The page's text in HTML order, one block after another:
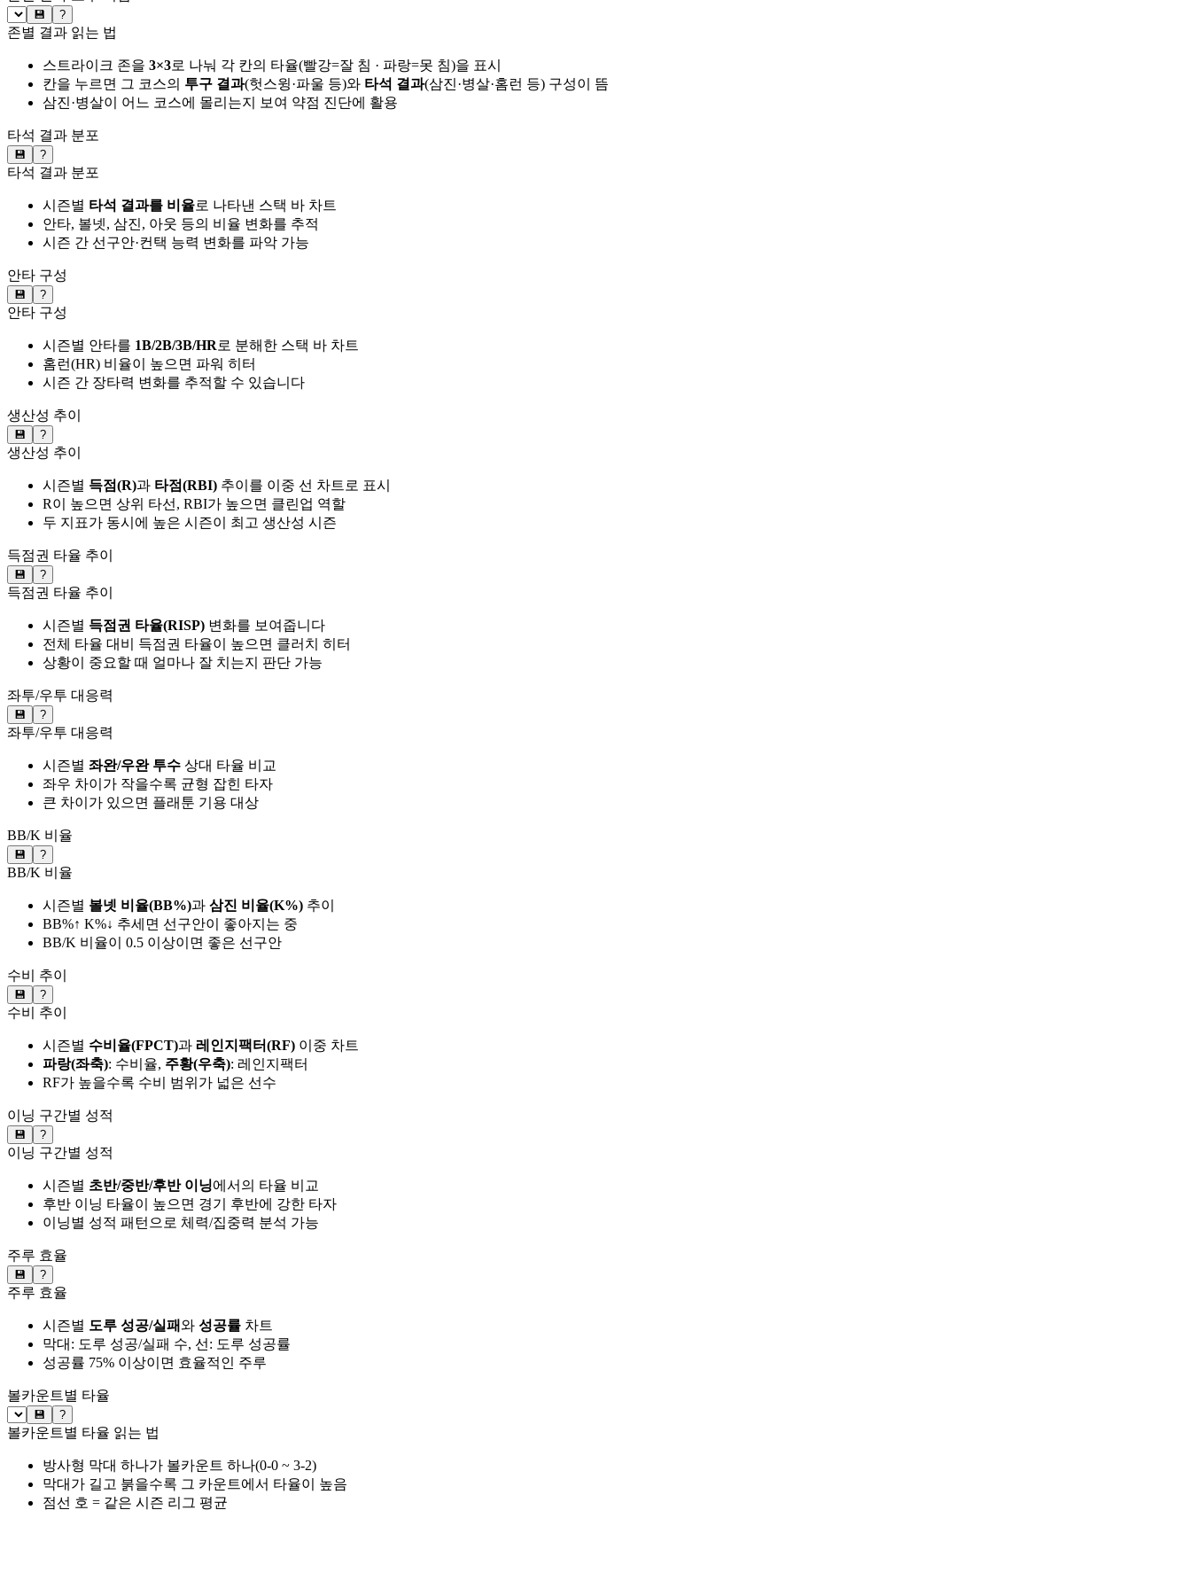
💾 ?
존별 결과 읽는 법
스트라이크 존을 3×3로 나눠 각 칸의 타율(빨강=잘 침 · 파랑=못 침)을 표시
칸을 누르면 그 코스의 투구 결과(헛스윙·파울 등)와 타석 결과(삼진·병살·홈런 등) 구성이 뜸
삼진·병살이 어느 코스에 몰리는지 보여 약점 진단에 활용
타석 결과 분포
💾 ?
타석 결과 분포
시즌별 타석 결과를 비율로 나타낸 스택 바 차트
안타, 볼넷, 삼진, 아웃 등의 비율 변화를 추적
시즌 간 선구안·컨택 능력 변화를 파악 가능
안타 구성
💾 ?
안타 구성
시즌별 안타를 1B/2B/3B/HR로 분해한 스택 바 차트
홈런(HR) 비율이 높으면 파워 히터
시즌 간 장타력 변화를 추적할 수 있습니다
생산성 추이
💾 ?
생산성 추이
시즌별 득점(R)과 타점(RBI) 추이를 이중 선 차트로 표시
R이 높으면 상위 타선, RBI가 높으면 클린업 역할
두 지표가 동시에 높은 시즌이 최고 생산성 시즌
득점권 타율 추이
💾 ?
득점권 타율 추이
시즌별 득점권 타율(RISP) 변화를 보여줍니다
전체 타율 대비 득점권 타율이 높으면 클러치 히터
상황이 중요할 때 얼마나 잘 치는지 판단 가능
좌투/우투 대응력
💾 ?
좌투/우투 대응력
시즌별 좌완/우완 투수 상대 타율 비교
좌우 차이가 작을수록 균형 잡힌 타자
큰 차이가 있으면 플래툰 기용 대상
BB/K 비율
💾 ?
BB/K 비율
시즌별 볼넷 비율(BB%)과 삼진 비율(K%) 추이
BB%↑ K%↓ 추세면 선구안이 좋아지는 중
BB/K 비율이 0.5 이상이면 좋은 선구안
수비 추이
💾 ?
수비 추이
시즌별 수비율(FPCT)과 레인지팩터(RF) 이중 차트
파랑(좌축): 수비율, 주황(우축): 레인지팩터
RF가 높을수록 수비 범위가 넓은 선수
이닝 구간별 성적
💾 ?
이닝 구간별 성적
시즌별 초반/중반/후반 이닝에서의 타율 비교
후반 이닝 타율이 높으면 경기 후반에 강한 타자
이닝별 성적 패턴으로 체력/집중력 분석 가능
주루 효율
💾 ?
주루 효율
시즌별 도루 성공/실패와 성공률 차트
막대: 도루 성공/실패 수, 선: 도루 성공률
성공률 75% 이상이면 효율적인 주루
볼카운트별 타율
💾 ?
볼카운트별 타율 읽는 법
방사형 막대 하나가 볼카운트 하나(0-0 ~ 3-2)
막대가 길고 붉을수록 그 카운트에서 타율이 높음
점선 호 = 같은 시즌 리그 평균